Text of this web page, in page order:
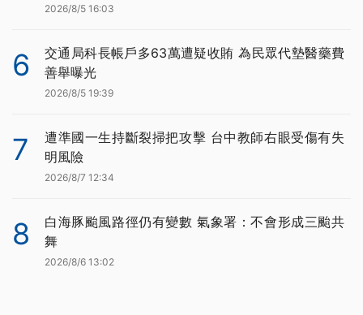
2026/8/5 16:03
6
交通局科長帳戶多63萬遭疑收賄 為民眾代墊醫藥費
善舉曝光
2026/8/5 19:39
7
遭準國一生持斷裂掃把攻擊 台中教師右眼受傷有失
明風險
2026/8/7 12:34
8
白海豚颱風路徑仍有變數 氣象署：不會形成三颱共
舞
2026/8/6 13:02